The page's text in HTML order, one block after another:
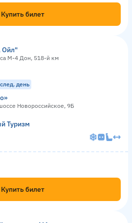
Купить билет
Ойл"
М-4 Дон, 518-й км
день
Новороссийское, 9Б
Купить билет
Туризм